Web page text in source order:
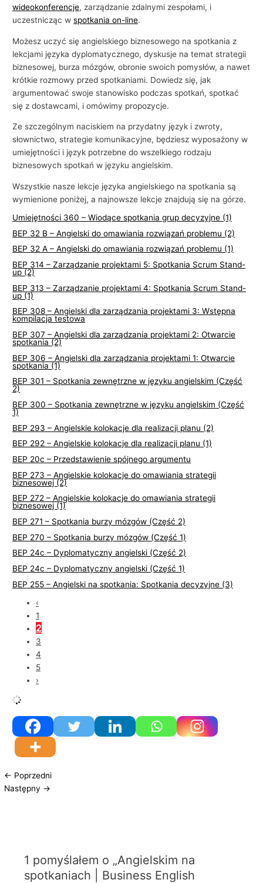
wideokonferencje, zarządzanie zdalnymi zespołami, i
uczestnicząc wspotkania on-line.
Możesz uczyć się angielskiego biznesowego na spotkania z
lekcjami języka dyplomatycznego, dyskusje na temat strategii
biznesowej, burza mózgów, obronie swoich pomysłów, a nawet
krótkie rozmowy przed spotkaniami. Dowiedz się, jak
argumentować swoje stanowisko podczas spotkań, spotkać
się z dostawcami, i omówimy propozycje.
Ze szczególnym naciskiem na przydatny język i zwroty,
słownictwo, strategie komunikacyjne, będziesz wyposażony w
umiejętności i język potrzebne do wszelkiego rodzaju
biznesowych spotkań w języku angielskim.
Wszystkie nasze lekcje języka angielskiego na spotkania są
wymienione poniżej, a najnowsze lekcje znajdują się na górze.
Umiejętności 360 – Wiodące spotkania grup decyzyjne (1)
BEP 32 B – Angielski do omawiania rozwiązań problemu (2)
BEP 32 A – Angielski do omawiania rozwiązań problemu (1)
BEP 314 – Zarządzanie projektami 5: Spotkania Scrum Stand-
up (2)
BEP 313 – Zarządzanie projektami 4: Spotkania Scrum Stand-
up (1)
BEP 308 – Angielski dla zarządzania projektami 3: Wstępna
kompilacja testowa
BEP 307 – Angielski dla zarządzania projektami 2: Otwarcie
spotkania (2)
BEP 306 – Angielski dla zarządzania projektami 1: Otwarcie
spotkania (1)
BEP 301 – Spotkania zewnętrzne w języku angielskim (Część
2)
BEP 300 – Spotkania zewnętrzne w języku angielskim (Część
1)
BEP 293 – Angielskie kolokacje dla realizacji planu (2)
BEP 292 – Angielskie kolokacje dla realizacji planu (1)
BEP 20c – Przedstawienie spójnego argumentu
BEP 273 – Angielskie kolokacje do omawiania strategii
biznesowej (2)
BEP 272 – Angielskie kolokacje do omawiania strategii
biznesowej (1)
BEP 271 – Spotkania burzy mózgów (Część 2)
BEP 270 – Spotkania burzy mózgów (Część 1)
BEP 24c – Dyplomatyczny angielski (Część 2)
BEP 24c – Dyplomatyczny angielski (Część 1)
BEP 255 – Angielski na spotkania: Spotkania decyzyjne (3)
‹
1
2
3
4
5
›
← Poprzedni
Następny →
1 pomyślałem o „Angielskim na
spotkaniach | Business English